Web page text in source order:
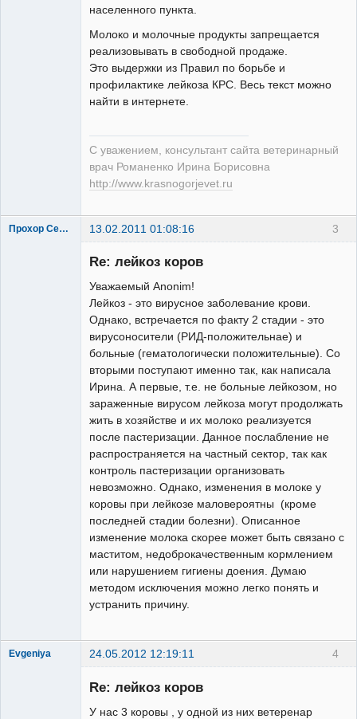
населенного пункта.
Молоко и молочные продукты запрещается
реализовывать в свободной продаже.
Это выдержки из Правил по борьбе и
профилактике лейкоза КРС. Весь текст можно
найти в интернете.
С уважением, консультант сайта ветеринарный
врач Романенко Ирина Борисовна
http://www.krasnogorjevet.ru
3
Прохор Семёнович 13.02.2011 01:08:16
Зарегистрированный
Re: лейкоз коров
Уважаемый Anonim!
Лейкоз - это вирусное заболевание крови.
Однако, встречается по факту 2 стадии - это
вирусоносители (РИД-положительнае) и
больные (гематологически положительные). Со
вторыми поступают именно так, как написала
Ирина. А первые, т.е. не больные лейкозом, но
зараженные вирусом лейкоза могут продолжать
жить в хозяйстве и их молоко реализуется
после пастеризации. Данное послабление не
распространяется на частный сектор, так как
контроль пастеризации организовать
невозможно. Однако, изменения в молоке у
коровы при лейкозе маловероятны (кроме
последней стадии болезни). Описанное
изменение молока скорее может быть связано с
маститом, недоброкачественным кормлением
или нарушением гигиены доения. Думаю
методом исключения можно легко понять и
устранить причину.
4
Evgeniya 24.05.2012 12:19:11
Зарегистрированный
Re: лейкоз коров
У нас 3 коровы , у одной из них ветеренар